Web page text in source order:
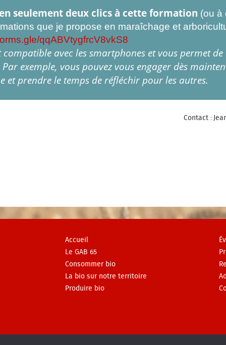
seulement deux clics à cette formation (ou à
que je propose en maraîchage et
qqABVtygfrcV8vkS8
avec les smartphones et vous permet
exemple, vous pouvez vous engager dès
et prendre le temps de réfléchir pour les autres.
Contact :
Accueil
Le GAB 65
Consommer bio
La bio sur notre territoire
Produire bio